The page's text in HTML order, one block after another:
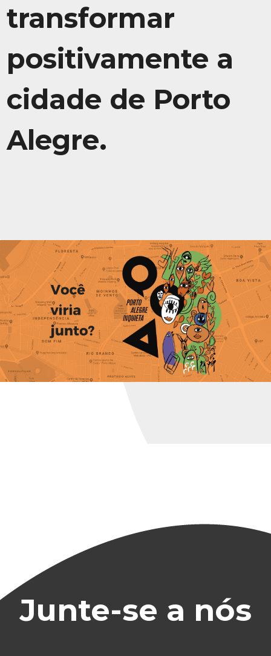
transformar
positivamente a
cidade de Porto
Alegre.
Junte-se a nós